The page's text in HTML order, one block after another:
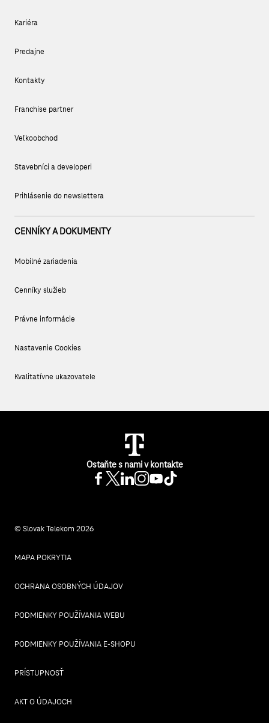
Kariéra
Predajne
Kontakty
Franchise partner
Veľkoobchod
Stavebníci a developeri
Prihlásenie do newslettera
CENNÍKY A DOKUMENTY
Mobilné zariadenia
Cenníky služieb
Právne informácie
Nastavenie Cookies
Kvalitatívne ukazovatele
Ostaňte s nami v kontakte
© Slovak Telekom 2026
MAPA POKRYTIA
OCHRANA OSOBNÝCH ÚDAJOV
PODMIENKY POUŽÍVANIA WEBU
PODMIENKY POUŽÍVANIA E-SHOPU
PRÍSTUPNOSŤ
AKT O ÚDAJOCH